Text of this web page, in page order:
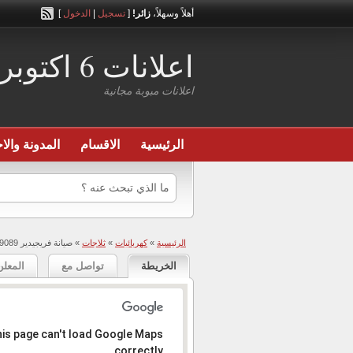
أهلاً وسهلاً، زائر! [ تسجيل الدخول ]
اعلانات 6 اكتوبر
اعلانات مبوبة مجانية
الرئيسية الاقسام المدونة
الرئيسية »كهربائيات » ثلاجات » صيانة فريجيدير 19089 – 01000082177
الخريطة تواصل مع
page can't load Google Maps
المعذرة، العنوان عير موجود .